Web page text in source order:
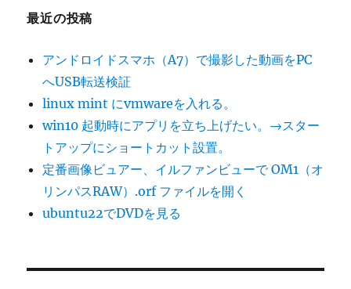
デ
ィ
ガ」
を
上
の
android
動
か
し
に
最近の投稿
アンドロイドスマホ（A7）で撮影した動画をPC
へUSB転送検証
linux mint にvmwareを入れる。
win10 起動時にアプリを立ち上げたい。→スター
トアップにショートカット設置。
定番画像ビュアー、イルファンビューで OM1（オ
リンパスRAW）.orf ファイルを開く
ubuntu22でDVDを見る